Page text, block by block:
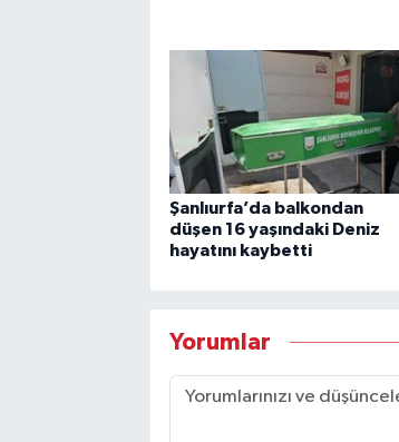
Şanlıurfa’da balkondan
düşen 16 yaşındaki Deniz
hayatını kaybetti
Yorumlar